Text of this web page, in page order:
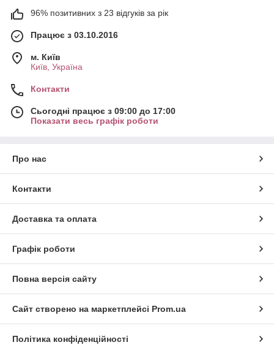
96% позитивних з 23 відгуків за рік
Працює з 03.10.2016
м. Київ
Київ, Україна
Контакти
Сьогодні працює з 09:00 до 17:00
Показати весь графік роботи
Про нас
Контакти
Доставка та оплата
Графік роботи
Повна версія сайту
Сайт створено на маркетплейсі Prom.ua
Політика конфіденційності